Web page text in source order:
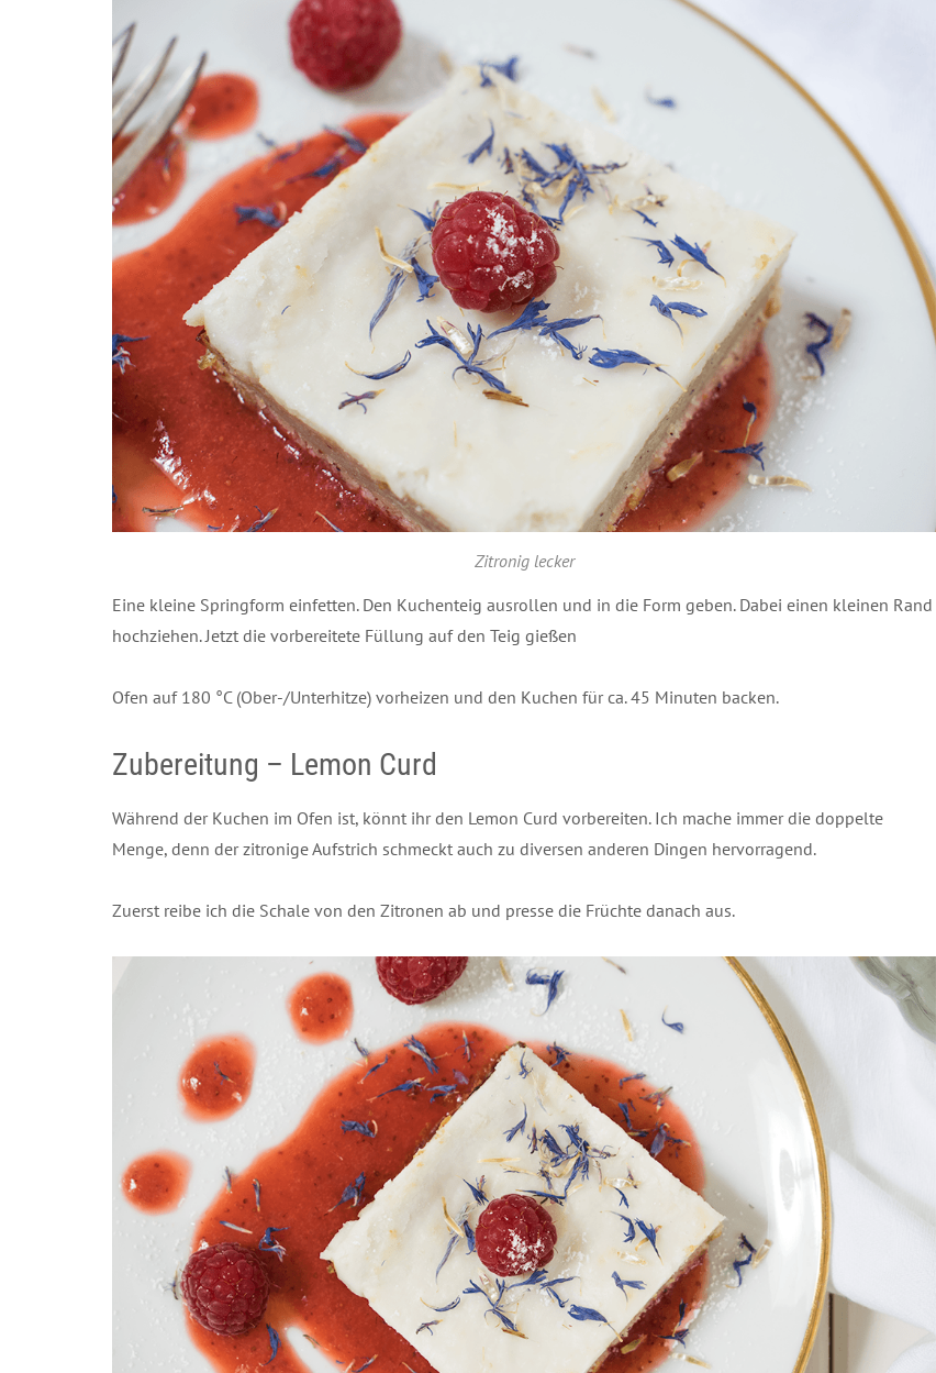
Zitronig lecker
Eine kleine Springform einfetten. Den Kuchenteig ausrollen und in die Form geben. Dabei einen kleinen Rand
hochziehen. Jetzt die vorbereitete Füllung auf den Teig gießen
Ofen auf 180 °C (Ober-/Unterhitze) vorheizen und den Kuchen für ca. 45 Minuten backen.
Zubereitung – Lemon Curd
Während der Kuchen im Ofen ist, könnt ihr den Lemon Curd vorbereiten. Ich mache immer die doppelte
Menge, denn der zitronige Aufstrich schmeckt auch zu diversen anderen Dingen hervorragend.
Zuerst reibe ich die Schale von den Zitronen ab und presse die Früchte danach aus.